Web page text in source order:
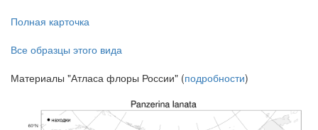
Полная карточка
Все образцы этого вида
Материалы "Атласа флоры России" (подробности)